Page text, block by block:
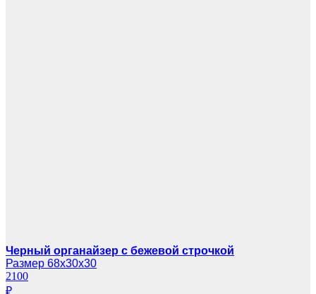
Черный органайзер с бежевой строчкой
Размер 68х30х30
2100
₽